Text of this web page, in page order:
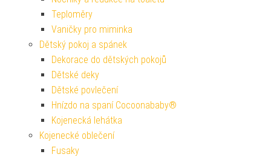
Teploměry
Vaničky pro miminka
Dětský pokoj a spánek
Dekorace do dětských pokojů
Dětské deky
Dětské povlečení
Hnízdo na spaní Cocoonababy®
Kojenecká lehátka
Kojenecké oblečení
Fusaky